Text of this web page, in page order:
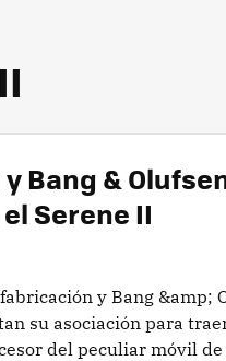
Bang &
Serene II
y Bang &amp;
su asociación para
del peculiar móvil